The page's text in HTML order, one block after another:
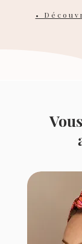
et à l'abri de
•